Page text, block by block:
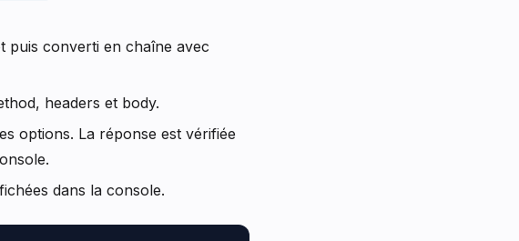
puis converti en chaîne avec
headers et body.
options. La réponse est vérifiée
dans la console.